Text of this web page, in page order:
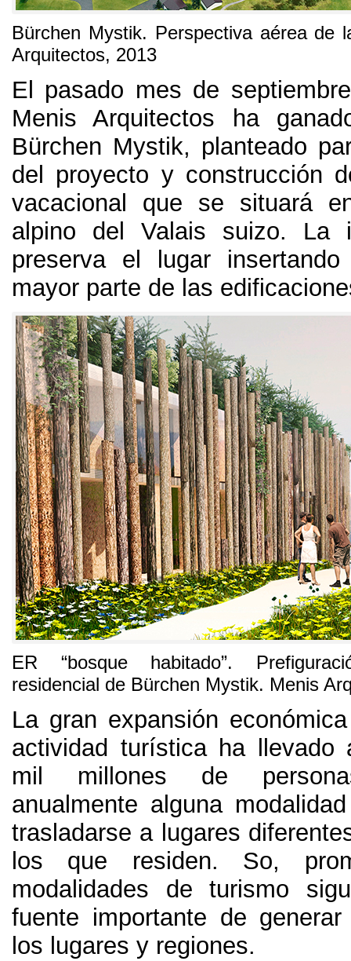
Bürchen Mystik. Perspectiva aérea de
Arquitectos, 2013
El pasado mes de septiembre
Menis Arquitectos ha
Bürchen Mystik, planteado
del proyecto y construcción
vacacional que se situará
alpino del Valais suizo. La
preserva el lugar
mayor parte de las
ER “bosque habitado”.
residencial de Bürchen Mystik. Menis
La gran expansión
actividad turística ha
mil millones de
anualmente alguna
trasladarse a lugares
los que residen. So,
modalidades de turismo
fuente importante de
los lugares y regiones.